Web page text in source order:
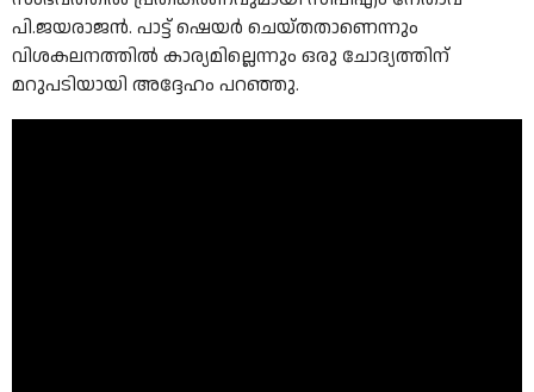
പി.ജയരാജൻ. പാട്ട് ഷെയർ ചെയ്തതാണെന്നും
വിശകലനത്തിൽ കാര്യമില്ലെന്നും ഒരു ചോദ്യത്തിന്
മറുപടിയായി അദ്ദേഹം പറഞ്ഞു.